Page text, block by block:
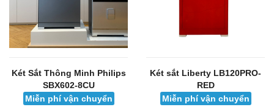
Két Sắt Thông Minh Philips
SBX602-8CU
Miễn phí vận chuyển
Két sắt Liberty LB120PRO-
RED
Miễn phí vận chuyển